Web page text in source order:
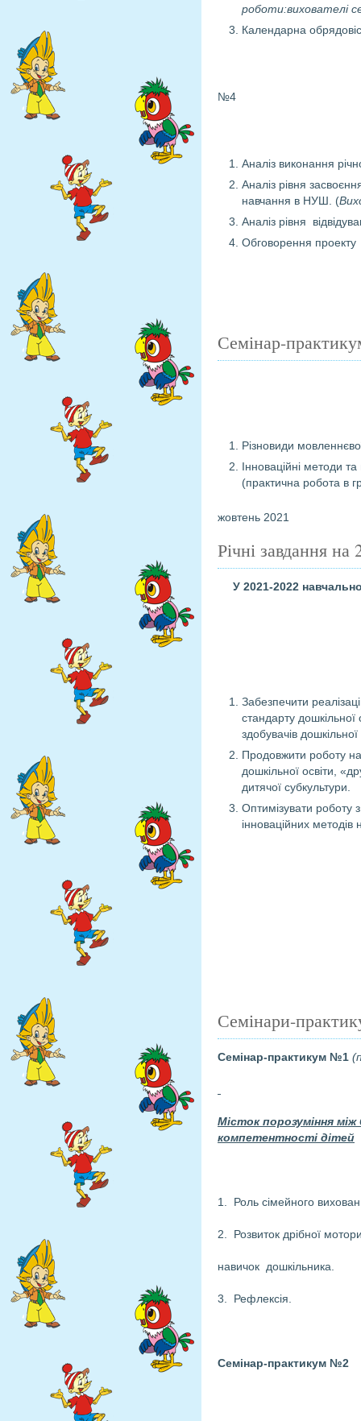
роботи:вихователі
Календарна
№4
Аналіз виконання
Аналіз рівня
навчання в НУШ. (
Аналіз рівня
Обговорення проекту
Семінар-
Різновиди
Інноваційні методи
(практична робота в
жовтень 2021
Річні завдання
У 2021-2022
Забезпечити
стандарту дошкільної
здобувачів
Продовжити роботу
дошкільної освіти,
дитячої субкультури.
Оптимізувати роботу
інноваційних методів
Семінари-
Семінар-практикум №1
Місток порозуміння
компетентності дітей
1. Роль сімейного
2. Розвиток дрібної
навичок дошкільника.
3. Рефлексія.
Семінар-практикум №2